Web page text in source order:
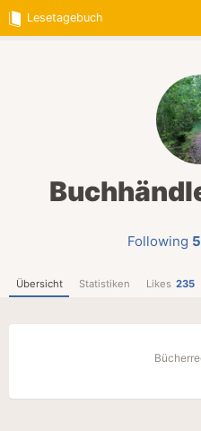
Lesetagebuch
Following 5
Übersicht Statistiken Likes 235